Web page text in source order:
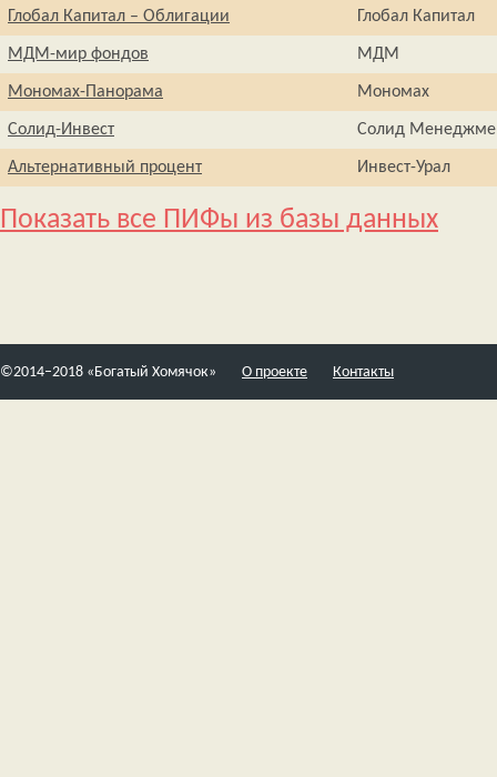
Глобал Капитал – Облигации Глобал Капитал
МДМ-мир фондов МДМ
Мономах-Панорама Мономах
Солид-Инвест Солид
Альтернативный процент Инвест-Урал
Показать все ПИФы из базы данных
©2014–2018 «Богатый Хомячок» О проекте Контакты